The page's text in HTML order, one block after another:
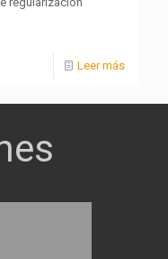
Leer más